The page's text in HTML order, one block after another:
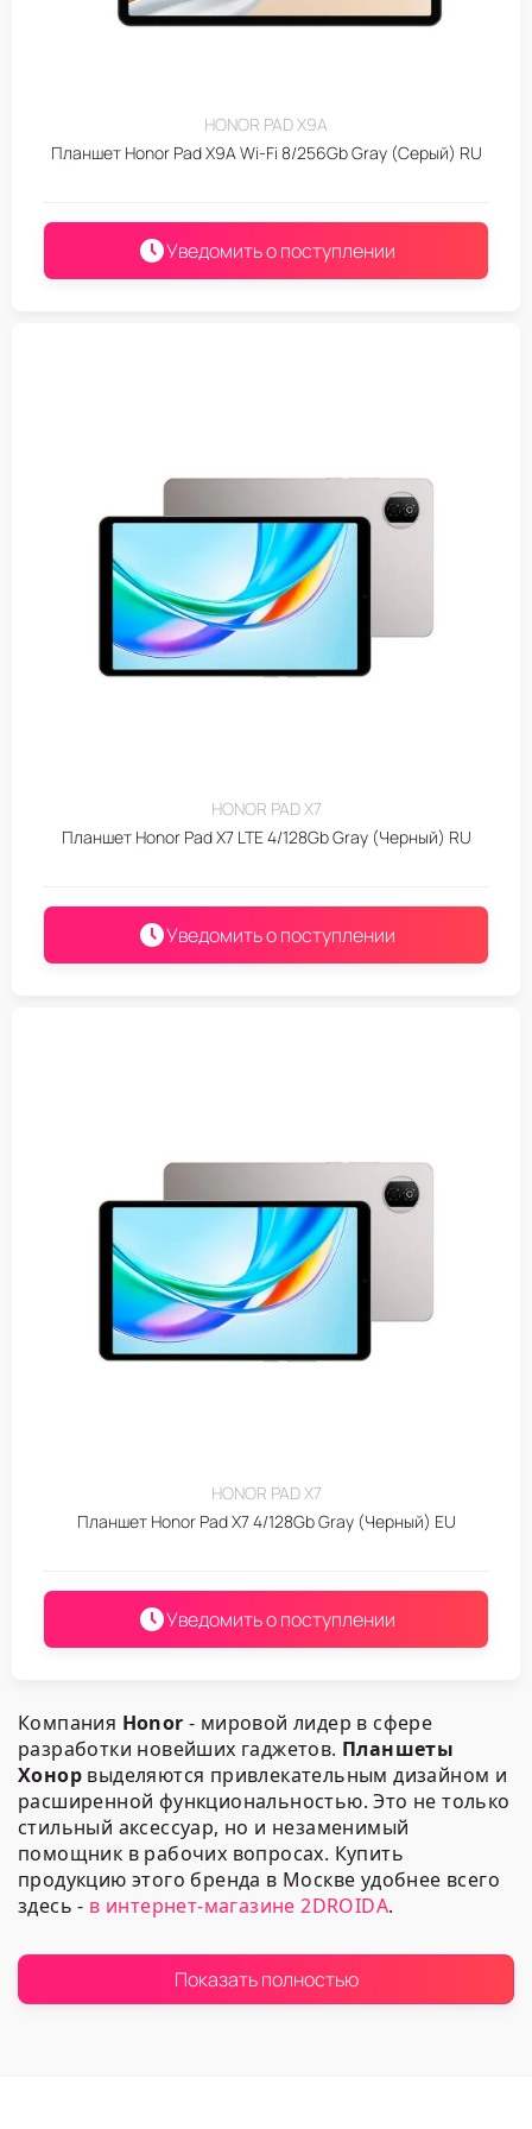
HONOR PAD X9A
Планшет Honor Pad X9А Wi-Fi 8/256Gb Gray (Серый) RU
Уведомить о поступлении
HONOR PAD X7
Планшет Honor Pad X7 LTE 4/128Gb Gray (Черный) RU
Уведомить о поступлении
HONOR PAD X7
Планшет Honor Pad X7 4/128Gb Gray (Черный) EU
Уведомить о поступлении
Компания Honor - мировой лидер в сфере
разработки новейших гаджетов. Планшеты
Хонор выделяются привлекательным дизайном и
расширенной функциональностью. Это не только
стильный аксессуар, но и незаменимый
помощник в рабочих вопросах. Купить
продукцию этого бренда в Москве удобнее всего
здесь - в интернет-магазине 2DROIDA.
Почему это оптимальный
выбор?
Показать полностью